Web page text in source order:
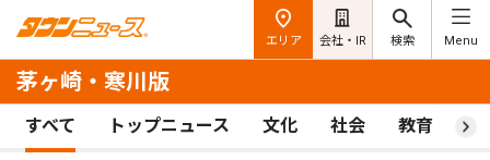
エリア 会社・IR 検索 Menu
茅ヶ崎・寒川版
すべて トップニュース 文化 社会 教育 ス